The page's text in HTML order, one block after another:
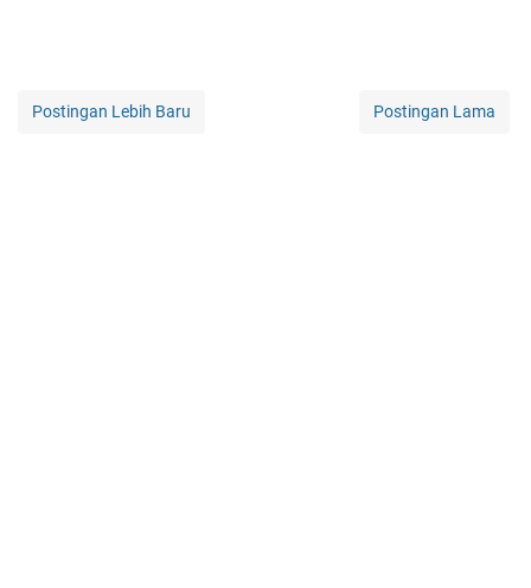
Postingan Lebih Baru Postingan Lama